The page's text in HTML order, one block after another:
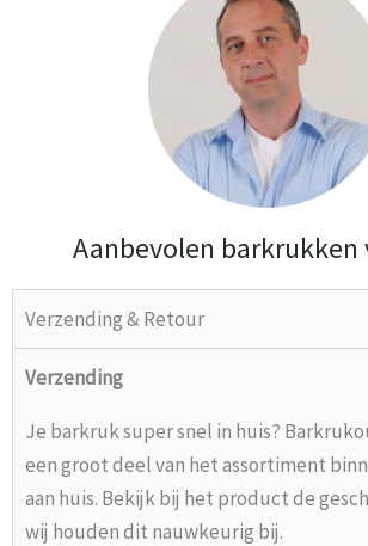
Aanbevolen barkrukken
Verzending & Retour
Verzending
Je barkruk super snel in huis?
een groot deel van het assortiment
aan huis. Bekijk bij het product de
wij houden dit nauwkeurig bij.